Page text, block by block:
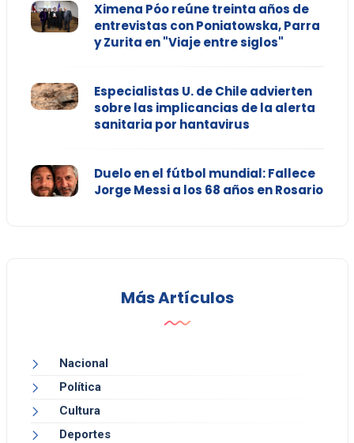
Ximena Póo reúne treinta años de
entrevistas con Poniatowska, Parra
y Zurita en "Viaje entre siglos"
Especialistas U. de Chile advierten
sobre las implicancias de la alerta
sanitaria por hantavirus
Duelo en el fútbol mundial: Fallece
Jorge Messi a los 68 años en Rosario
Más Artículos
Nacional
Política
Cultura
Deportes